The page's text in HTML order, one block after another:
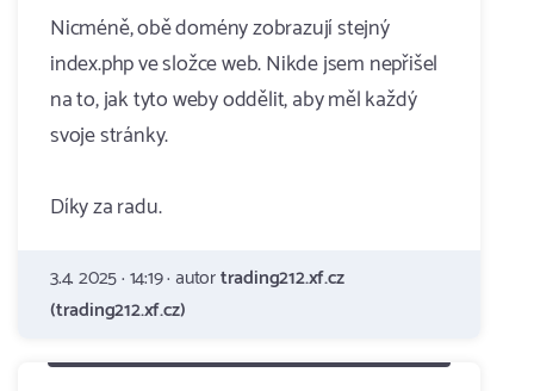
Nicméně, obě domény zobrazují stejný
index.php ve složce web. Nikde jsem nepřišel
na to, jak tyto weby oddělit, aby měl každý
svoje stránky.
Díky za radu.
3.4. 2025 · 14:19 · autortrading212.xf.cz
(trading212.xf.cz)